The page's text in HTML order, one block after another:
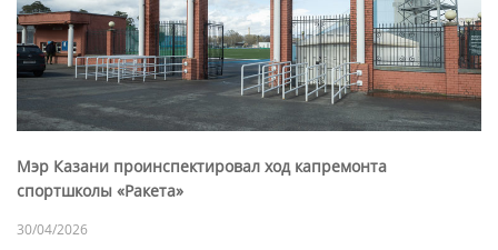
Мэр Казани проинспектировал ход капремонта
спортшколы «Ракета»
30/04/2026